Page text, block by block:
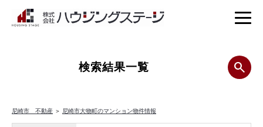
検索結果一覧
尼崎市 不動産 ＞ 尼崎市大物町のマンション物件情報